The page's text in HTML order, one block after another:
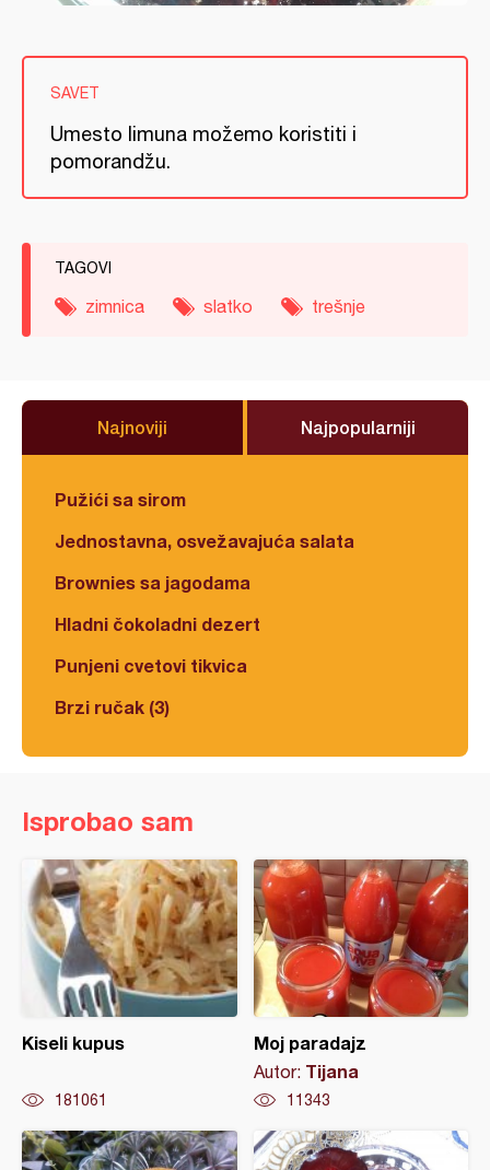
SAVET
Umesto limuna možemo koristiti i
pomorandžu.
TAGOVI
zimnica slatko trešnje
Najnoviji Najpopularniji
Pužići sa sirom
Jednostavna, osvežavajuća salata
Brownies sa jagodama
Hladni čokoladni dezert
Punjeni cvetovi tikvica
Brzi ručak (3)
Isprobao sam
Kiseli kupus
181061
Moj paradajz
Autor: Tijana
11343